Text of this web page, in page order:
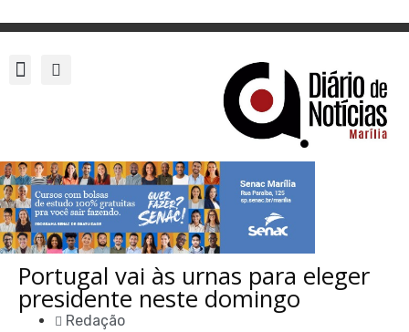
Portugal vai às urnas para eleger
presidente neste domingo
Redação